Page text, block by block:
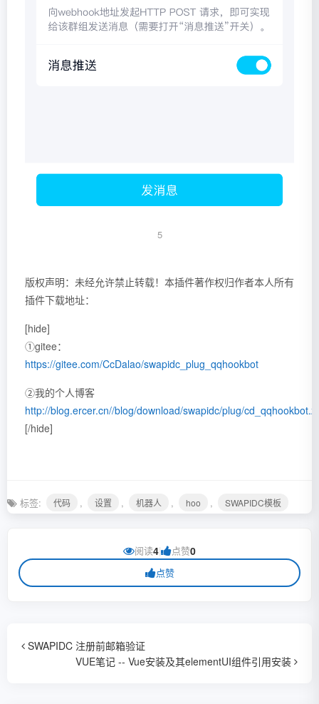
5
版权声明：未经允许禁止转载！本插件著作权归作者本人所有
插件下载地址：
[hide]
①gitee：
https://gitee.com/CcDalao/swapidc_plug_qqhookbot
②我的个人博客
http://blog.ercer.cn//blog/download/swapidc/plug/
[/hide]
标签: 代码 , 设置 , 机器人 , hoo , SWAPIDC模板
阅读4| 点赞0
点赞
SWAPIDC 注册前邮箱验证
VUE笔记 -- Vue安装及其elementUI组件引用安装